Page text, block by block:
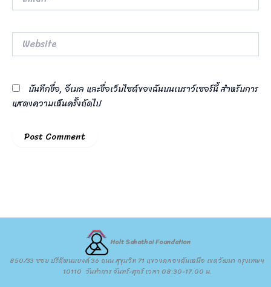
Website
บันทึกชื่อ, อีเมล และชื่อเว็บไซต์ของฉันบนเบราว์เซอร์นี้ สำหรับการ
แสดงความเห็นครั้งถัดไป
Holt Sahathai Foundation
850/33 ซอย ปรีดีพนมยงค์ 36 ถนน สุขุมวิท 71 แขวงคลองตันเหนือ เขตวัฒนา กรุงเทพฯ
10110 วันทำการ จันทร์-ศุกร์ เวลา 08:30-17:00 น.